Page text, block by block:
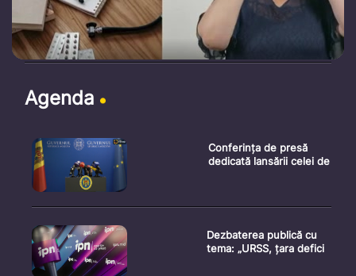
Agenda
Conferința de presă
dedicată lansării celei de
Dezbaterea publică cu
tema: „URSS, țara defici